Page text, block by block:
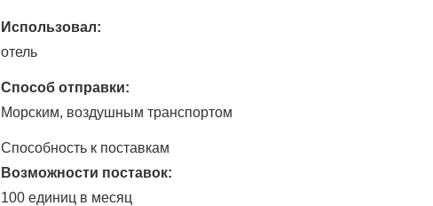
Использовал:
отель
Способ отправки:
Морским, воздушным транспортом
Способность к поставкам
Возможности поставок:
100 единиц в месяц